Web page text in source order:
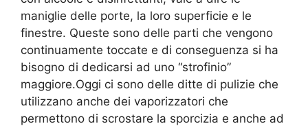
maniglie delle porte, la loro superficie e le
finestre. Queste sono delle parti che vengono
continuamente toccate e di conseguenza si ha
bisogno di dedicarsi ad uno “strofinio”
maggiore.Oggi ci sono delle ditte di pulizie che
utilizzano anche dei vaporizzatori che
permettono di scrostare la sporcizia e anche ad